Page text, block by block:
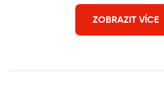
ZOBRAZIT VÍCE